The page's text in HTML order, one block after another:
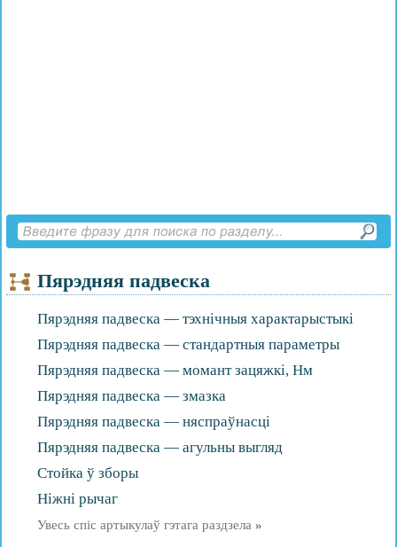
Пярэдняя падвеска
Пярэдняя падвеска — тэхнічныя характарыстыкі
Пярэдняя падвеска — стандартныя параметры
Пярэдняя падвеска — момант зацяжкі, Нм
Пярэдняя падвеска — змазка
Пярэдняя падвеска — няспраўнасці
Пярэдняя падвеска — агульны выгляд
Стойка ў зборы
Ніжні рычаг
Увесь спіс артыкулаў гэтага раздзела »